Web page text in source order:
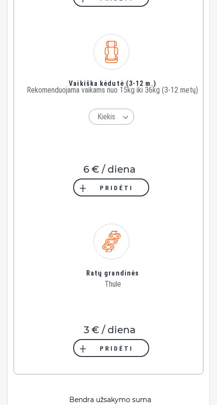
Vaikiška kėdutė (3-12 m.)
Rekomenduojama vaikams nuo 15kg iki 36kg (3-12 metų)
6 € / diena
PRIDĖTI
Ratų grandinės
Thule
3 € / diena
PRIDĖTI
Bendra užsakymo suma